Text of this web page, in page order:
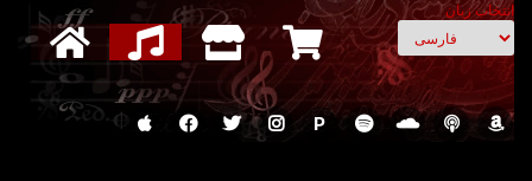
انتخاب زبان
P